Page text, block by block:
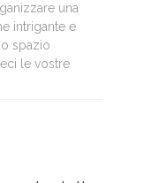
una
intrigante e
spazio
le vostre